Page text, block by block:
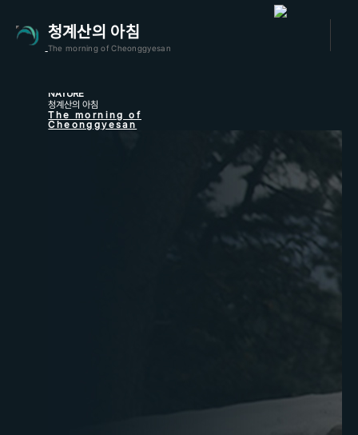
청계산의 아침
The morning of Cheonggyesan
NATURE
청계산의 아침
The morning of
Cheonggyesan